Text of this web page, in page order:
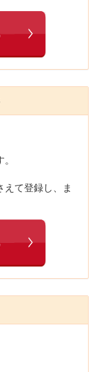
えて登録し、ま